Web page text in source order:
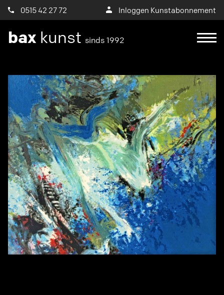
0515 42 27 72 Inloggen Kunstabonnement
bax kunst sinds 1992